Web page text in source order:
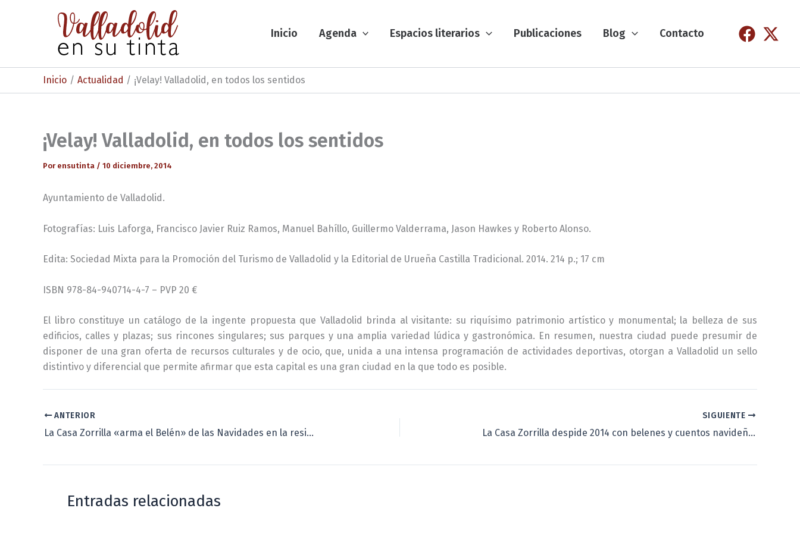
Inicio Agenda Espacios literarios Publicaciones Blog Contacto
Inicio Actualidad ¡Velay! Valladolid, en todos los sentidos
¡Velay! Valladolid, en todos los sentidos
Por ensutinta / 10 diciembre, 2014
Ayuntamiento de Valladolid.
Fotografías: Luis Laforga, Francisco Javier Ruiz Ramos, Manuel Bahíllo, Guillermo Valderrama, Jason Hawkes y Roberto Alonso.
Edita: Sociedad Mixta para la Promoción del Turismo de Valladolid y la Editorial de Urueña Castilla Tradicional. 2014. 214 p.; 17 cm
ISBN 978-84-940714-4-7 – PVP 20 €
El libro constituye un catálogo de la ingente propuesta que Valladolid brinda al visitante: su riquísimo patrimonio artístico y monumental; la belleza de sus
edificios, calles y plazas; sus rincones singulares; sus parques y una amplia variedad lúdica y gastronómica. En resumen, nuestra ciudad puede presumir de
disponer de una gran oferta de recursos culturales y de ocio, que, unida a una intensa programación de actividades deportivas, otorgan a Valladolid un sello
distintivo y diferencial que permite afirmar que esta capital es una gran ciudad en la que todo es posible.
ANTERIOR
La Casa Zorrilla «arma el Belén» de las Navidades en la residencia del poeta
SIGUIENTE
La Casa Zorrilla despide 2014 con belenes y cuentos navideños
Entradas relacionadas